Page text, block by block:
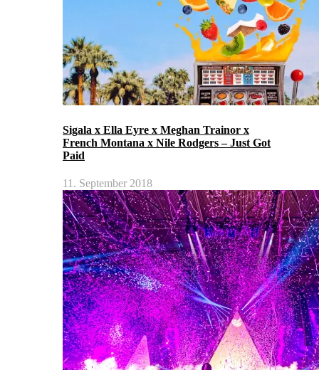
Sigala x Ella Eyre x Meghan Trainor x
French Montana x Nile Rodgers – Just Got
Paid
11. September 2018